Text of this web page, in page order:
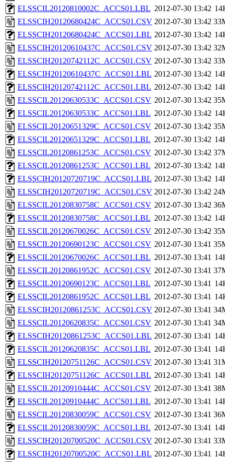
ELSSCIL20120810002C_ACCS01.LBL 2012-07-30 13:42
ELSSCIH20120680424C_ACCS01.CSV 2012-07-30 13:42
ELSSCIH20120680424C_ACCS01.LBL 2012-07-30 13:42
ELSSCIH20120610437C_ACCS01.CSV 2012-07-30 13:42
ELSSCIH20120742112C_ACCS01.CSV 2012-07-30 13:42
ELSSCIH20120610437C_ACCS01.LBL 2012-07-30 13:42
ELSSCIH20120742112C_ACCS01.LBL 2012-07-30 13:42
ELSSCIL20120630533C_ACCS01.CSV 2012-07-30 13:42
ELSSCIL20120630533C_ACCS01.LBL 2012-07-30 13:42
ELSSCIL20120651329C_ACCS01.CSV 2012-07-30 13:42
ELSSCIL20120651329C_ACCS01.LBL 2012-07-30 13:42
ELSSCIL20120861253C_ACCS01.CSV 2012-07-30 13:42
ELSSCIL20120861253C_ACCS01.LBL 2012-07-30 13:42
ELSSCIH20120720719C_ACCS01.LBL 2012-07-30 13:42
ELSSCIH20120720719C_ACCS01.CSV 2012-07-30 13:42
ELSSCIL20120830758C_ACCS01.CSV 2012-07-30 13:42
ELSSCIL20120830758C_ACCS01.LBL 2012-07-30 13:42
ELSSCIL20120670026C_ACCS01.CSV 2012-07-30 13:42
ELSSCIL20120690123C_ACCS01.CSV 2012-07-30 13:41
ELSSCIL20120670026C_ACCS01.LBL 2012-07-30 13:41
ELSSCIL20120861952C_ACCS01.CSV 2012-07-30 13:41
ELSSCIL20120690123C_ACCS01.LBL 2012-07-30 13:41
ELSSCIL20120861952C_ACCS01.LBL 2012-07-30 13:41
ELSSCIH20120861253C_ACCS01.CSV 2012-07-30 13:41
ELSSCIL20120620835C_ACCS01.CSV 2012-07-30 13:41
ELSSCIH20120861253C_ACCS01.LBL 2012-07-30 13:41
ELSSCIL20120620835C_ACCS01.LBL 2012-07-30 13:41
ELSSCIH20120751126C_ACCS01.CSV 2012-07-30 13:41
ELSSCIH20120751126C_ACCS01.LBL 2012-07-30 13:41
ELSSCIL20120910444C_ACCS01.CSV 2012-07-30 13:41
ELSSCIL20120910444C_ACCS01.LBL 2012-07-30 13:41
ELSSCIL20120830059C_ACCS01.CSV 2012-07-30 13:41
ELSSCIL20120830059C_ACCS01.LBL 2012-07-30 13:41
ELSSCIH20120700520C_ACCS01.CSV 2012-07-30 13:41
ELSSCIH20120700520C_ACCS01.LBL 2012-07-30 13:41